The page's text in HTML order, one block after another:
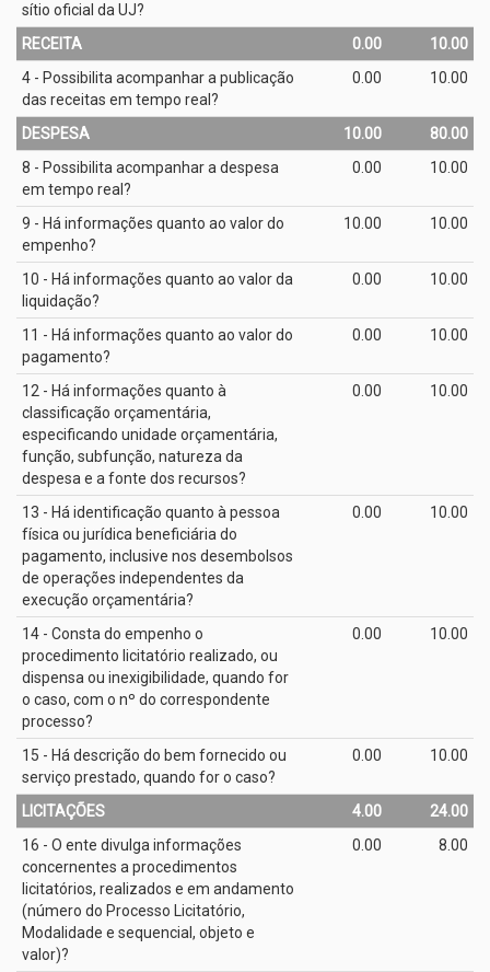
sítio oficial da UJ?
RECEITA 0.00
10.00
4 - Possibilita acompanhar a publicação
das receitas em tempo real?
0.00 10.00
DESPESA 10.00
80.00
8 - Possibilita acompanhar a despesa
em tempo real?
0.00 10.00
9 - Há informações quanto ao valor do
empenho?
10.00 10.00
10 - Há informações quanto ao valor da
liquidação?
0.00 10.00
11 - Há informações quanto ao valor do
pagamento?
0.00 10.00
12 - Há informações quanto à
classificação orçamentária,
especificando unidade orçamentária,
função, subfunção, natureza da
despesa e a fonte dos recursos?
0.00 10.00
13 - Há identificação quanto à pessoa
física ou jurídica beneficiária do
pagamento, inclusive nos desembolsos
de operações independentes da
execução orçamentária?
0.00 10.00
14 - Consta do empenho o
procedimento licitatório realizado, ou
dispensa ou inexigibilidade, quando for
o caso, com o nº do correspondente
processo?
0.00 10.00
15 - Há descrição do bem fornecido ou
serviço prestado, quando for o caso?
0.00 10.00
LICITAÇÕES 4.00
24.00
16 - O ente divulga informações
concernentes a procedimentos
licitatórios, realizados e em andamento
(número do Processo Licitatório,
Modalidade e sequencial, objeto e
valor)?
0.00 8.00